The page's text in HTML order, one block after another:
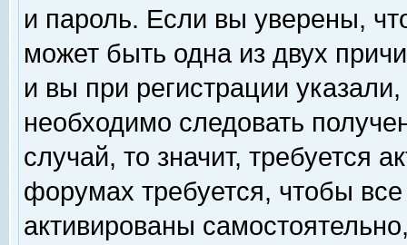
и пароль. Если вы уверены,
может быть одна из двух
и вы при регистрации
необходимо следовать
случай, то значит, требуется
форумах требуется, чтобы
активированы